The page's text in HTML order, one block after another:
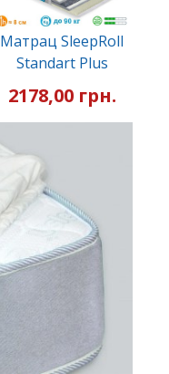
Матрац SleepRoll
Standart Plus
2178,00 грн.